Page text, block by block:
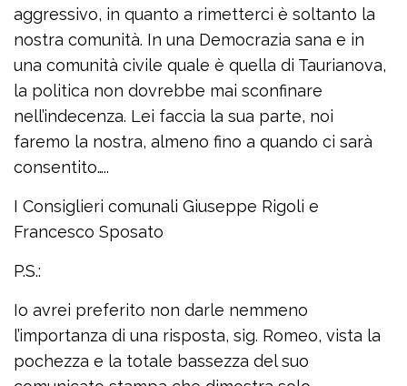
aggressivo, in quanto a rimetterci è soltanto la
nostra comunità. In una Democrazia sana e in
una comunità civile quale è quella di Taurianova,
la politica non dovrebbe mai sconfinare
nell’indecenza. Lei faccia la sua parte, noi
faremo la nostra, almeno fino a quando ci sarà
consentito…..
I Consiglieri comunali Giuseppe Rigoli e
Francesco Sposato
P.S.:
Io avrei preferito non darle nemmeno
l’importanza di una risposta, sig. Romeo, vista la
pochezza e la totale bassezza del suo